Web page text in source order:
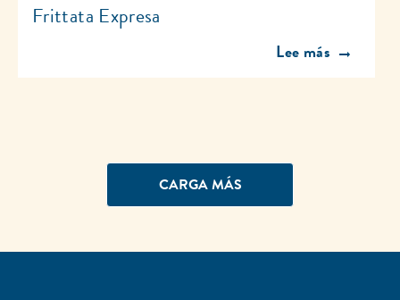
Frittata Expresa
Discover more
Lee más
CARGA MÁS